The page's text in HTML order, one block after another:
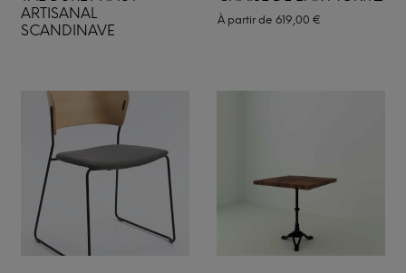
ARTISANAL
SCANDINAVE
À partir de 619,00 €